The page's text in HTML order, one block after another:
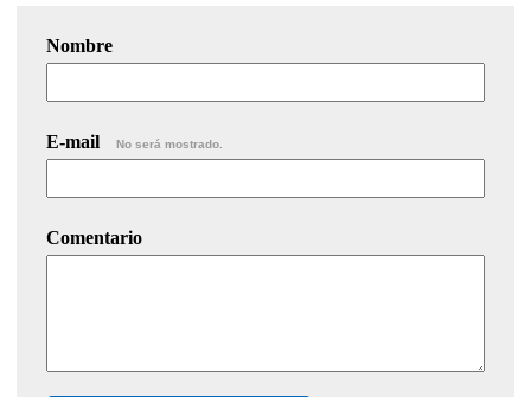
Nombre
E-mail No será mostrado.
Comentario